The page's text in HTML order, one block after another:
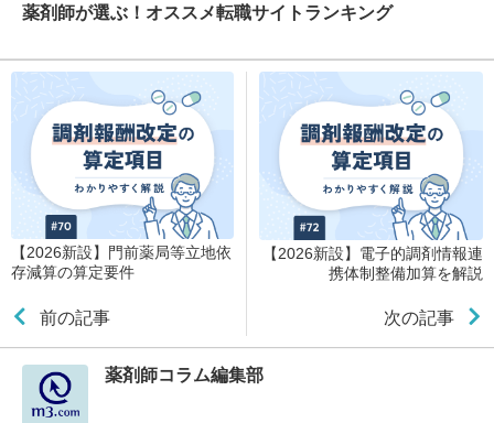
薬剤師が選ぶ！オススメ転職サイトランキング
【2026新設】門前薬局等立地依
存減算の算定要件
前の記事
【2026新設】電子的調剤情報連
携体制整備加算を解説
次の記事
薬剤師コラム編集部